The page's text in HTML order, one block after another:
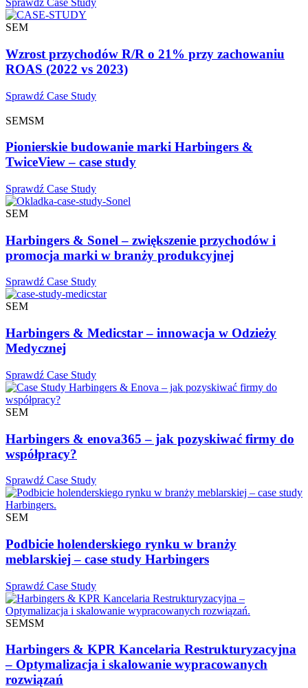
Sprawdź Case Study
SEM
Wzrost przychodów R/R o 21% przy zachowaniu
ROAS (2022 vs 2023)
Sprawdź Case Study
SEMSM
Pionierskie budowanie marki Harbingers &
TwiceView – case study
Sprawdź Case Study
SEM
Harbingers & Sonel – zwiększenie przychodów i
promocja marki w branży produkcyjnej
Sprawdź Case Study
SEM
Harbingers & Medicstar – innowacja w Odzieży
Medycznej
Sprawdź Case Study
SEM
Harbingers & enova365 – jak pozyskiwać firmy do
współpracy?
Sprawdź Case Study
SEM
Podbicie holenderskiego rynku w branży
meblarskiej – case study Harbingers
Sprawdź Case Study
SEMSM
Harbingers & KPR Kancelaria Restrukturyzacyjna
– Optymalizacja i skalowanie wypracowanych
rozwiązań